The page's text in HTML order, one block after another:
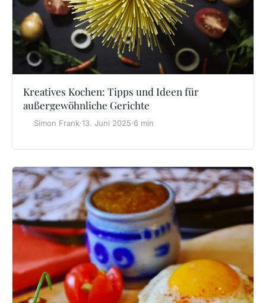
Kreatives Kochen: Tipps und Ideen für
außergewöhnliche Gerichte
Simon Frank·13. Juni 2025·6 min